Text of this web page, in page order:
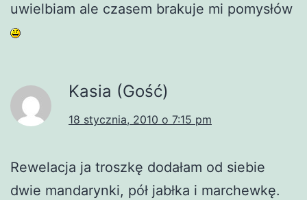
uwielbiam ale czasem brakuje mi pomysłów
Kasia (Gość)
18 stycznia, 2010 o 7:15 pm
Rewelacja ja troszkę dodałam od siebie
dwie mandarynki, pół jabłka i marchewkę.